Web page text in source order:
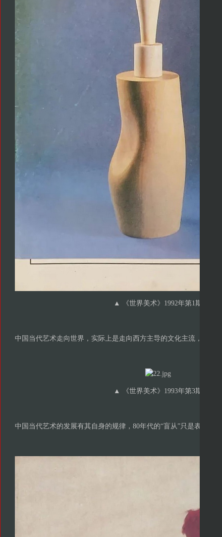
▲ 《世界美术》1992年第1期
中国当代艺术走向世界，实际上是走向西方主导的文化主流，尽管
▲ 《世界美术》1993年第3期
中国当代艺术的发展有其自身的规律，80年代的“盲从”只是表面